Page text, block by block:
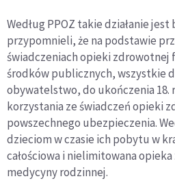
Według PPOZ takie działanie
przypomnieli, że na podstawie
świadczeniach opieki zdrowotnej
środków publicznych, wszystkie
obywatelstwo, do ukończenia 18.
korzystania ze świadczeń opieki
powszechnego ubezpieczenia.
dzieciom w czasie ich pobytu w
całościowa i nielimitowana
medycyny rodzinnej.